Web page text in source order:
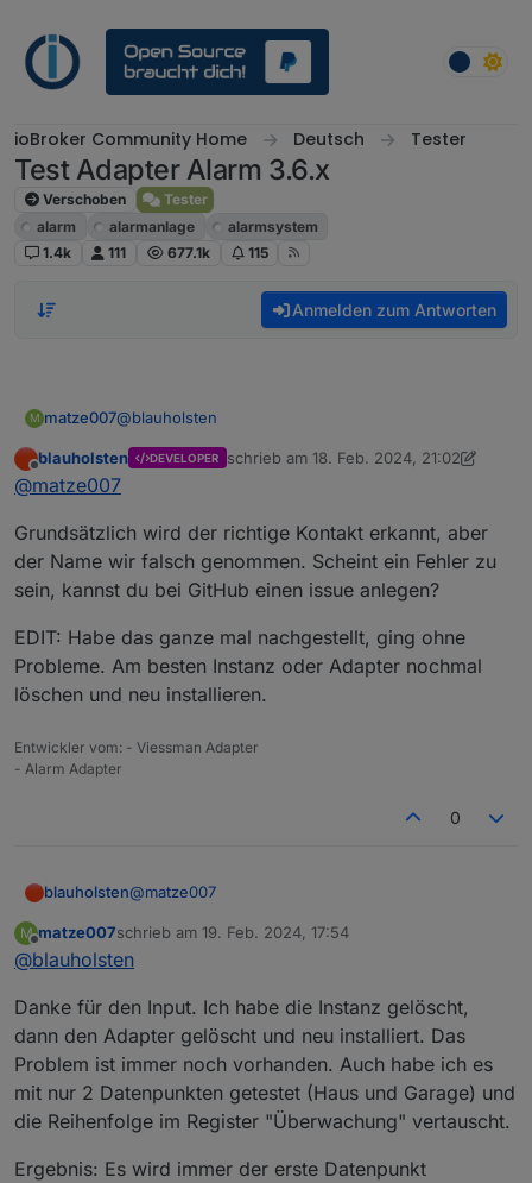
ioBroker Community Home Deutsch Tester
Test Adapter Alarm 3.6.x
Verschoben
Tester
alarm
alarmanlage
alarmsystem
1.4k
111 677.1k 115
Anmelden zum Antworten
M matze007@blauholsten
Danke für deine Antwort. Ich habe zwei Tests im
Debug-Modus durchgeführt:
Mit nur 1 Tür aktiviert (Garage/Haus)
Die Logs findest du hier als Screenshot:
nur etwas falsch eingestellt...
Offline
blauholsten DEVELOPER schrieb am 18. Feb. 2024, 21:02
zuletzt editiert von blauholsten
@matze007
Grundsätzlich wird der richtige Kontakt erkannt, aber
der Name wir falsch genommen. Scheint ein Fehler zu
sein, kannst du bei GitHub einen issue anlegen?
EDIT: Habe das ganze mal nachgestellt, ging ohne
Probleme. Am besten Instanz oder Adapter nochmal
löschen und neu installieren.
Entwickler vom: - Viessman Adapter
- Alarm Adapter
0
blauholsten@matze007
Grundsätzlich wird der richtige Kontakt erkannt,
aber der Name wir falsch genommen. Scheint ein
anlegen?
Probleme. Am besten Instanz oder Adapter
nochmal löschen und neu installieren.
M
Offline
matze007schrieb am 19. Feb. 2024, 17:54
zuletzt editiert von
@blauholsten
Danke für den Input. Ich habe die Instanz gelöscht,
dann den Adapter gelöscht und neu installiert. Das
Problem ist immer noch vorhanden. Auch habe ich es
mit nur 2 Datenpunkten getestet (Haus und Garage) und
die Reihenfolge im Register "Überwachung" vertauscht.
Ergebnis: Es wird immer der erste Datenpunkt